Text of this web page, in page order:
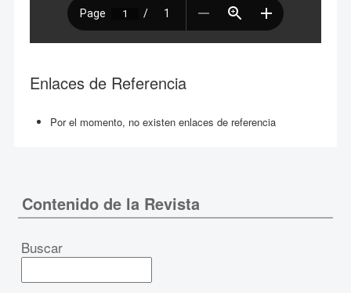
Enlaces de Referencia
Por el momento, no existen enlaces de referencia
Contenido de la Revista
Buscar